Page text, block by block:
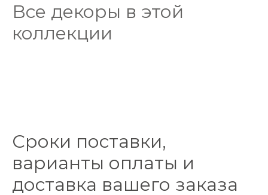
Все декоры в этой
коллекции
Сроки поставки,
варианты оплаты и
доставка вашего заказа